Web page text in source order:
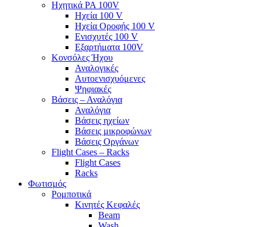
Ηχητικά PA 100V
Ηχεία 100 V
Ηχεία Οροφής 100 V
Ενισχυτές 100 V
Εξαρτήματα 100V
Κονσόλες Ήχου
Αναλογικές
Αυτοενισχυόμενες
Ψηφιακές
Βάσεις – Αναλόγια
Αναλόγια
Βάσεις ηχείων
Βάσεις μικροφώνων
Βάσεις Οργάνων
Flight Cases – Racks
Flight Cases
Racks
Φωτισμός
Ρομποτικά
Κινητές Κεφαλές
Beam